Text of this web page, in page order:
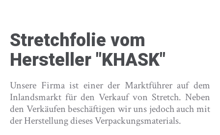
Stretchfolie vom
Hersteller "KHASK"
Unsere Firma ist einer der Marktführer auf dem
Inlandsmarkt für den Verkauf von Stretch. Neben
den Verkäufen beschäftigen wir uns jedoch auch mit
der Herstellung dieses Verpackungsmaterials.